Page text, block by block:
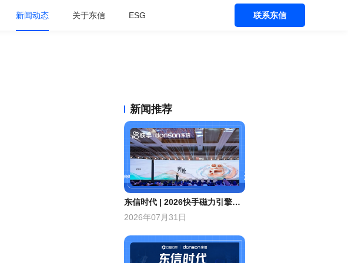
新闻动态 关于东信 ESG 联系东信
新闻推荐
东信时代 | 2026快手磁力引擎年度十佳标杆、年度优秀合作伙伴！
2026年07月31日